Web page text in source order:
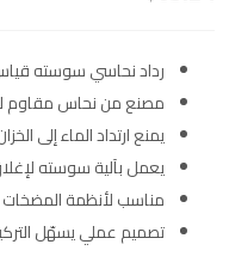
رداد نحاسي سوسته قياس 4
مصنع من نحاس مقاوم
يمنع ارتداد الماء إلى
يعمل بآلية سوسته
مناسب لأنظمة المضخات
تصميم عملي يسهّل